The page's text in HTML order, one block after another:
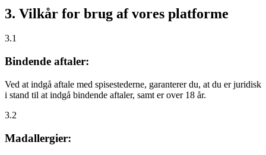
3. Vilkår for brug af vores platforme
3.1
Bindende aftaler:
Ved at indgå aftale med spisestederne, garanterer du, at du er juridisk
i stand til at indgå bindende aftaler, samt er over 18 år.
3.2
Madallergier: